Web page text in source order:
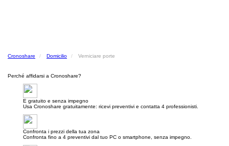
Cronoshare Domicilio Verniciare porte
Perché affidarsi a Cronoshare?
E gratuito e senza impegno
Usa Cronoshare gratuitamente: ricevi preventivi e contatta 4 professionisti.
Confronta i prezzi della tua zona
Confronta fino a 4 preventivi dal tuo PC o smartphone, senza impegno.